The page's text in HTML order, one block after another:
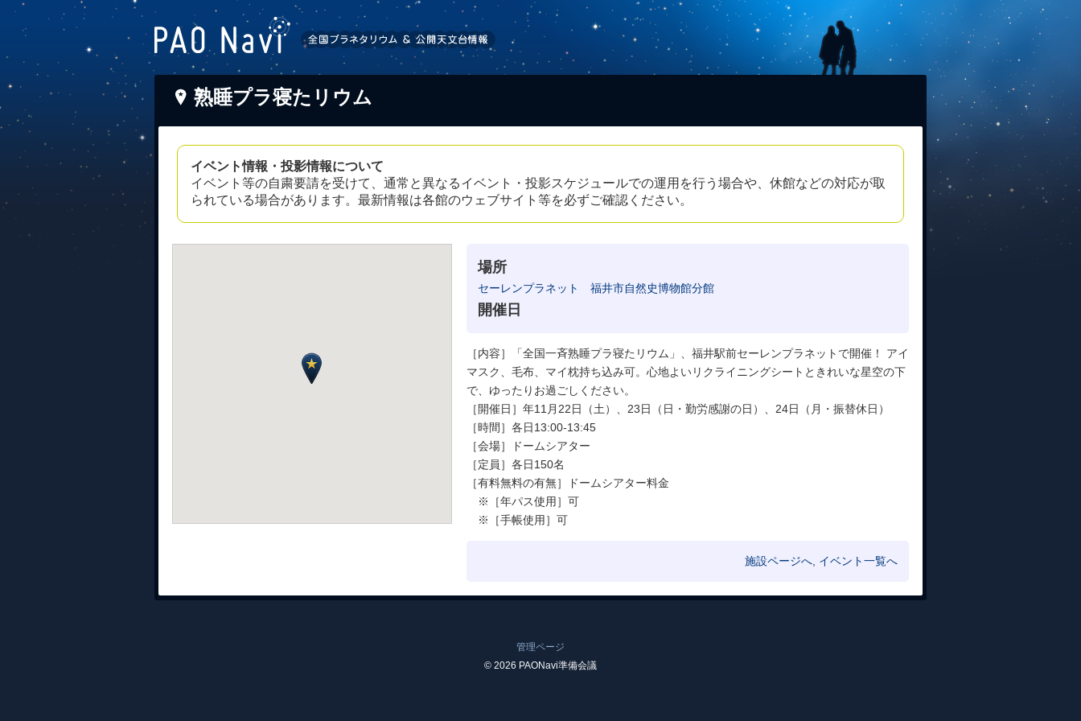
熟睡プラ寝たリウム
イベント情報・投影情報について
イベント等の自粛要請を受けて、通常と異なるイベント・投影スケジュールでの運用を行う場合や、休館などの対応が取
られている場合があります。最新情報は各館のウェブサイト等を必ずご確認ください。
場所
セーレンプラネット 福井市自然史博物館分館
開催日
［内容］「全国一斉熟睡プラ寝たリウム」、福井駅前セーレンプラネットで開催！ アイ
マスク、毛布、マイ枕持ち込み可。心地よいリクライニングシートときれいな星空の下
で、ゆったりお過ごしください。
［開催日］年11月22日（土）、23日（日・勤労感謝の日）、24日（月・振替休日）
［時間］各日13:00-13:45
［会場］ドームシアター
［定員］各日150名
［有料無料の有無］ドームシアター料金
※［年パス使用］可
※［手帳使用］可
施設ページへ イベント一覧へ
管理ページ
© 2026 PAONavi準備会議